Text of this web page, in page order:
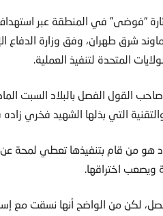
“فوضى” في المنطقة عبر
دماوند شرق طهران، وفق وزارة الدفاع
المتحدة لتنفيذ العملية.
القول الفصل بالبلاد السبت
التي بذلها الشهيد فخري
هو من قام بتنفيذها تعطي لمحة عن
ويصعب اختراقها.
لكن من الواضح أنها نسقت مع